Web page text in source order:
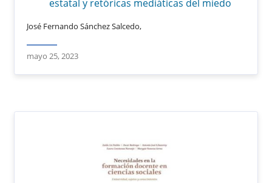
estatal y retóricas mediáticas del miedo
José Fernando Sánchez Salcedo,
mayo 25, 2023